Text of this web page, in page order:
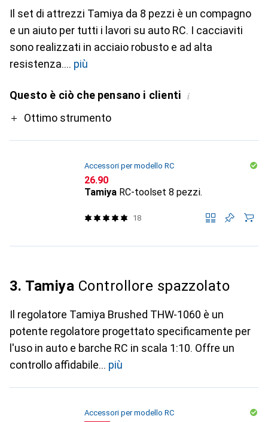
Il set di attrezzi Tamiya da 8 pezzi è un compagno
e un aiuto per tutti i lavori su auto RC. I cacciaviti
sono realizzati in acciaio robusto e ad alta
resistenza.
più
Questo è ciò che pensano i clienti i
ProOttimo strumento
Accessori per modello RC
CHF
26.90
Tamiya RC-toolset 8 pezzi.
18
3. Tamiya Controllore spazzolato
Il regolatore Tamiya Brushed THW-1060 è un
potente regolatore progettato specificamente per
l'uso in auto e barche RC in scala 1:10. Offre un
controllo affidabile
più
Accessori per modello RC